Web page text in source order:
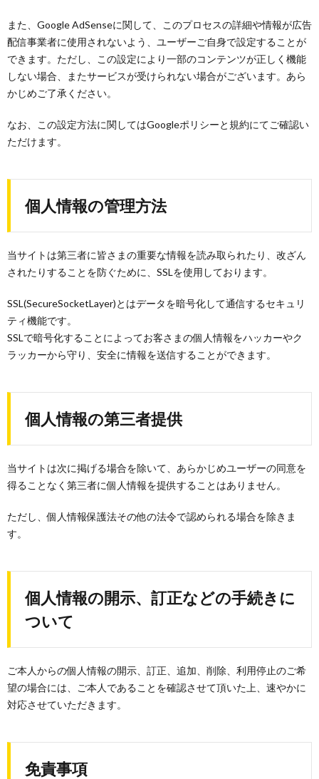
また、Google AdSenseに関して、このプロセスの詳細や情報が広告
配信事業者に使用されないよう、ユーザーご自身で設定することが
できます。ただし、この設定により一部のコンテンツが正しく機能
しない場合、またサービスが受けられない場合がございます。あら
かじめご了承ください。
なお、この設定方法に関してはGoogleポリシーと規約にてご確認い
ただけます。
個人情報の管理方法
当サイトは第三者に皆さまの重要な情報を読み取られたり、改ざん
されたりすることを防ぐために、SSLを使用しております。
SSL(SecureSocketLayer)とはデータを暗号化して通信するセキュリ
ティ機能です。
SSLで暗号化することによってお客さまの個人情報をハッカーやク
ラッカーから守り、安全に情報を送信することができます。
個人情報の第三者提供
当サイトは次に掲げる場合を除いて、あらかじめユーザーの同意を
得ることなく第三者に個人情報を提供することはありません。
ただし、個人情報保護法その他の法令で認められる場合を除きま
す。
個人情報の開示、訂正などの手続きに
ついて
ご本人からの個人情報の開示、訂正、追加、削除、利用停止のご希
望の場合には、ご本人であることを確認させて頂いた上、速やかに
対応させていただきます。
免責事項